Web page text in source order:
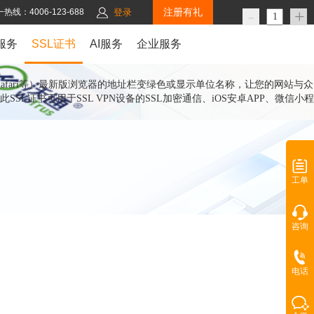
热线：4006-123-688 登录 注册有礼
务 SSL证书 AI服务 企业服务
工单
咨询
电话
等）最新版浏览器的地址栏变绿色或显示单位名称，让您的网站与众
证书可用于SSL VPN设备的SSL加密通信、iOS安卓APP、微信小程
+